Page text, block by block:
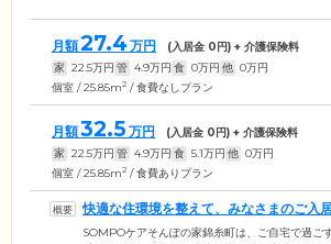
月額27.4 万円 (入居金 0円) + 介護保険料
家 22.5万円 管 4.9万円 食 0万円 他 0万円
個室 / 25.85m2 / 食費なしプラン
月額32.5 万円 (入居金 0円) + 介護保険料
家 22.5万円 管 4.9万円 食 5.1万円 他 0万円
個室 / 25.85m2 / 食費ありプラン
快適な住環境を整えて、みなさまのご入
す
SOMPOケアそんぽの家錦糸町は、ご自宅で過ご